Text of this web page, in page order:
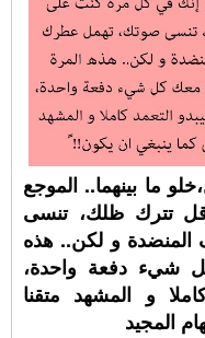
ما بينهما.. الموجع
تترك ظلك، تنسى
و لكن.. هذه
شيء دفعة واحدة،
و المشهد متقنا
المجيد